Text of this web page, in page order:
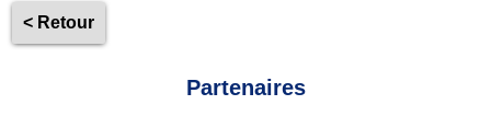
< Retour
Partenaires